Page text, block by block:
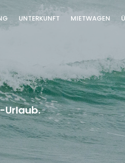
UNTERKUNFT MIETWAGEN
Urlaub.